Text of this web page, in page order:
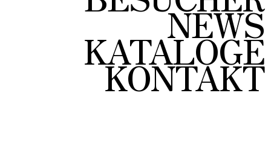
NEWS
KATALOGE
KONTAKT